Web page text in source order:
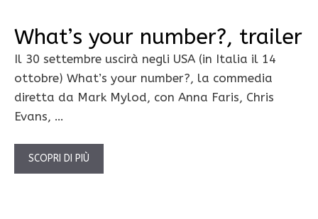
What’s your number?, trailer
Il 30 settembre uscirà negli USA (in Italia il 14
ottobre) What’s your number?, la commedia
diretta da Mark Mylod, con Anna Faris, Chris
Evans, …
SCOPRI DI PIÙ